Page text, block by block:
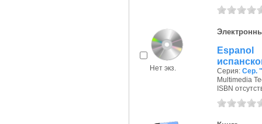
Нет экз. Серия: Сер.
Multimedia
ISBN